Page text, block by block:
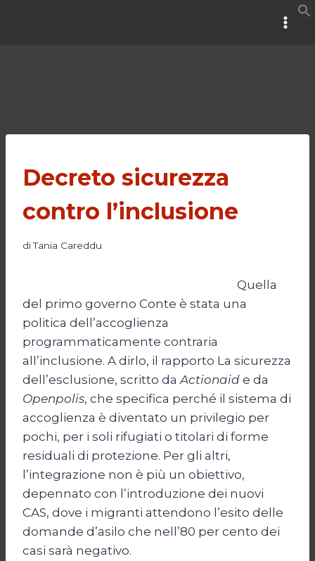
Decreto sicurezza
contro l’inclusione
diTania Careddu
Quella
del primo governo Conte è stata una
politica dell’accoglienza
programmaticamente contraria
all’inclusione. A dirlo, il rapporto La sicurezza
dell’esclusione, scritto da Actionaid e da
Openpolis, che specifica perché il sistema di
accoglienza è diventato un privilegio per
pochi, per i soli rifugiati o titolari di forme
residuali di protezione. Per gli altri,
l’integrazione non è più un obiettivo,
depennato con l’introduzione dei nuovi
CAS, dove i migranti attendono l’esito delle
domande d’asilo che nell’80 per cento dei
casi sarà negativo.